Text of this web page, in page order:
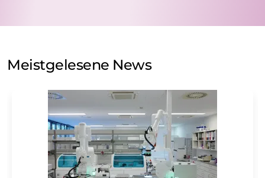
auf Basis unsererDatenschutzerklärung. LUMITOS darf
Meinungsforschung per E-Mail kontaktieren. Ihre
Einwilligung können Sie jederzeit ohne Angabe von
Str. 2, 12489 Berlin oder per E-Mail unter
widerruf@lumitos.commit Wirkung für die Zukunft
widerrufen. Zudem ist in jeder E-Mail ein Link zur
Abbestellung des entsprechenden Newsletters
enthalten.
Meistgelesene News